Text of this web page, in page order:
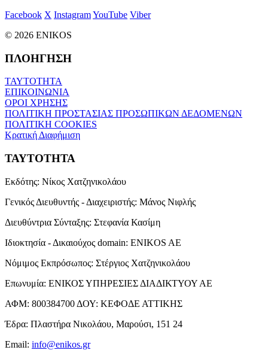
Facebook X InstagramYouTube Viber
© 2026 ENIKOS
ΠΛΟΗΓΗΣΗ
ΤΑΥΤΟΤΗΤΑ
ΕΠΙΚΟΙΝΩΝΙΑ
ΟΡΟΙ ΧΡΗΣΗΣ
ΠΟΛΙΤΙΚΗ ΠΡΟΣΤΑΣΙΑΣ ΠΡΟΣΩΠΙΚΩΝ ΔΕΔΟΜΕΝΩΝ
ΠΟΛΙΤΙΚΗ COOKIES
Κρατική Διαφήμιση
ΤΑΥΤΟΤΗΤΑ
Εκδότης: Νίκος Χατζηνικολάου
Γενικός Διευθυντής - Διαχειριστής: Μάνος Νιφλής
Διευθύντρια Σύνταξης: Στεφανία Κασίμη
Ιδιοκτησία - Δικαιούχος domain: ENIKOS AE
Νόμιμος Εκπρόσωπος: Στέργιος Χατζηνικολάου
Επωνυμία: ΕΝΙΚΟΣ ΥΠΗΡΕΣΙΕΣ ΔΙΑΔΙΚΤΥΟΥ ΑΕ
ΑΦΜ: 800384700 ΔΟΥ: ΚΕΦΟΔΕ ΑΤΤΙΚΗΣ
Έδρα: Πλαστήρα Νικολάου, Μαρούσι, 151 24
Email: info@enikos.gr